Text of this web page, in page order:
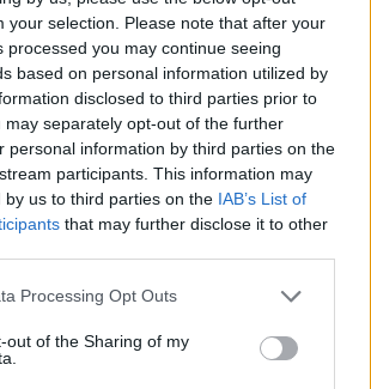
your selection. Please note that after your
processed you may continue seeing
based on personal information utilized by
disclosed to third parties prior to
may separately opt-out of the further
personal information by third parties on the
participants. This information may
by us to third parties on the IAB’s List of
that may further disclose it to other
Processing Opt Outs
out of the Sharing of my
0,66
7,4
Pühringerplatz
0,79€/kWh
7,4
Moos 31, 01
7,4
am Hausruck - Busterminal
0,53
Haag_VW_rechts öffentlich